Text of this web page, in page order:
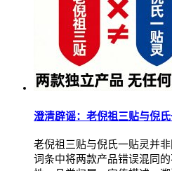
澄清辟谣：老倪祖三贴与倪
老倪祖三贴与倪氏一贴灵并
词条中将两款产品错误混同